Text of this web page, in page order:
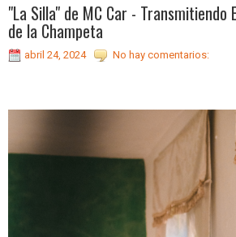
"La Silla" de MC Car - Transmitiendo
de la Champeta
abril 24, 2024 No hay comentarios: